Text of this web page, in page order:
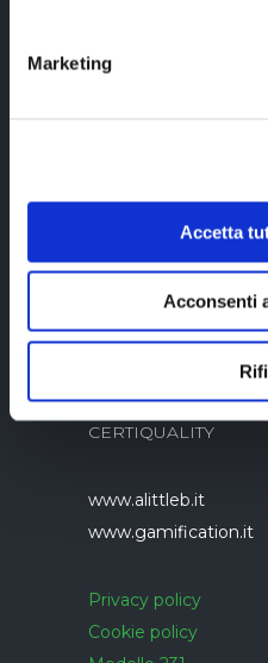
Marketing
Accetta
Acconsenti
Azienda con sistema
UNI EN ISO
CERTIQUALITY
www.alittleb.it
www.gamification.it
Privacy policy
Cookie policy